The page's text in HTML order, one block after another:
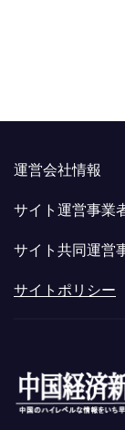
運営会社情報
サイト運営事
サイト共同運
サイトポリシー